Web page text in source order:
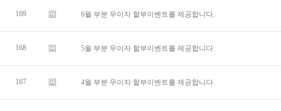
169 6월 부분 무이자 할부이벤트를 제공합니다.
168 5월 부분 무이자 할부이벤트를 제공합니다.
167 4월 부분 무이자 할부이벤트를 제공합니다.